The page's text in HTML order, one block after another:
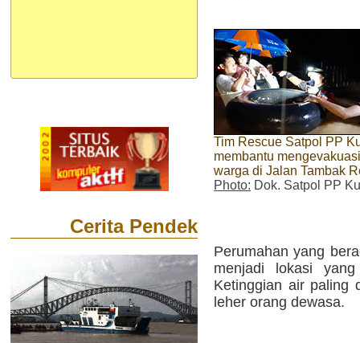
Cerita Pendek
Tim Rescue Satpol PP
membantu mengevakuasi
warga di Jalan Tambak
Photo: Dok. Satpol PP
Perumahan yang
menjadi lokasi
Ketinggian air paling
leher orang dewasa.